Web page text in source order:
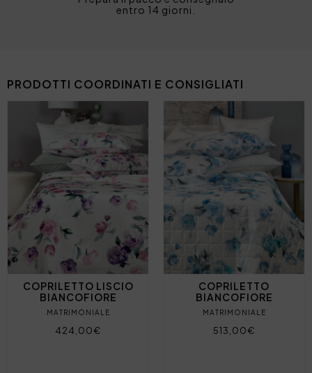
entro 14 giorni.
PRODOTTI COORDINATI E CONSIGLIATI
COPRILETTO LISCIO
BIANCOFIORE
MATRIMONIALE
424,00€
COPRILETTO
BIANCOFIORE
MATRIMONIALE
513,00€